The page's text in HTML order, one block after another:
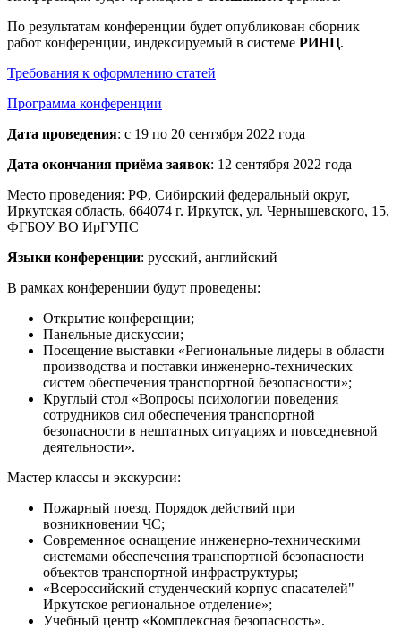
По результатам конференции будет опубликован сборник
работ конференции, индексируемый в системе РИНЦ.
Требования к оформлению статей
Программа конференции
Дата проведения: с 19 по 20 сентября 2022 года
Дата окончания приёма заявок: 12 сентября 2022 года
Место проведения: РФ, Сибирский федеральный округ,
Иркутская область, 664074 г. Иркутск, ул. Чернышевского, 15,
ФГБОУ ВО ИрГУПС
Языки конференции: русский, английский
В рамках конференции будут проведены:
Открытие конференции;
Панельные дискуссии;
Посещение выставки «Региональные лидеры в области
производства и поставки инженерно-технических
систем обеспечения транспортной безопасности»;
Круглый стол «Вопросы психологии поведения
сотрудников сил обеспечения транспортной
безопасности в нештатных ситуациях и повседневной
деятельности».
Мастер классы и экскурсии:
Пожарный поезд. Порядок действий при
возникновении ЧС;
Современное оснащение инженерно-техническими
системами обеспечения транспортной безопасности
объектов транспортной инфраструктуры;
«Всероссийский студенческий корпус спасателей"
Иркутское региональное отделение»;
Учебный центр «Комплексная безопасность».